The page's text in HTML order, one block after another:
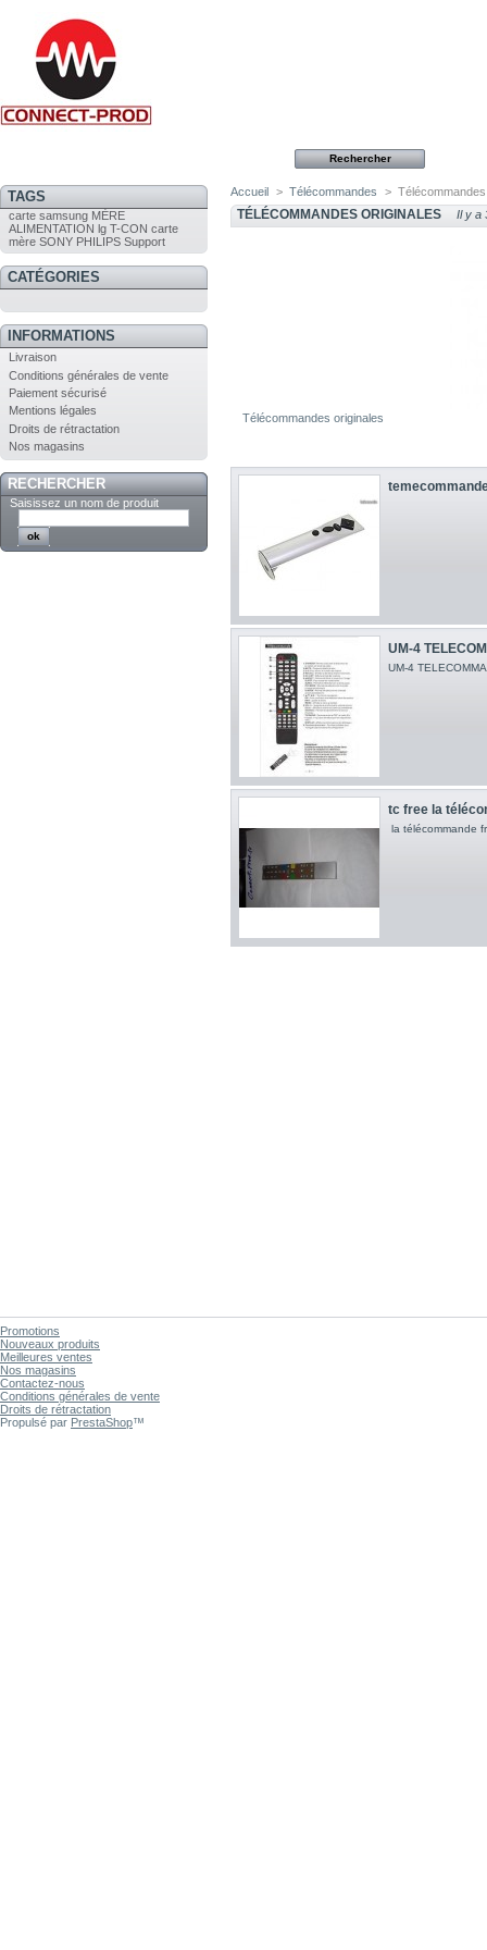
TAGS
carte samsung MÈRE
ALIMENTATION lg T-CON carte
mère SONY PHILIPS Support
CATÉGORIES
INFORMATIONS
Livraison
Conditions générales de vente
Paiement sécurisé
Mentions légales
Droits de rétractation
Nos magasins
RECHERCHER
Saisissez un nom de produit
Accueil > Télécommandes >
TÉLÉCOMMANDES ORIGINALES Il y a
Télécommandes originales
UM-4
UM-4
tc free la
la télécommande
Promotions
Nouveaux produits
Meilleures ventes
Nos magasins
Contactez-nous
Conditions générales de vente
Droits de rétractation
Propulsé par PrestaShop™